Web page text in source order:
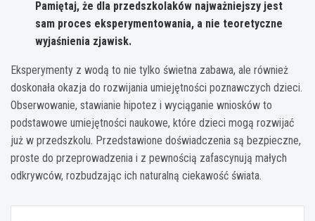
Pamiętaj, że dla przedszkolaków najważniejszy jest
sam proces eksperymentowania, a nie teoretyczne
wyjaśnienia zjawisk.
Eksperymenty z wodą to nie tylko świetna zabawa, ale również
doskonała okazja do rozwijania umiejętności poznawczych dzieci.
Obserwowanie, stawianie hipotez i wyciąganie wniosków to
podstawowe umiejętności naukowe, które dzieci mogą rozwijać
już w przedszkolu. Przedstawione doświadczenia są bezpieczne,
proste do przeprowadzenia i z pewnością zafascynują małych
odkrywców, rozbudzając ich naturalną ciekawość świata.